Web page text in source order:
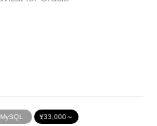
MySQL ¥33,000～